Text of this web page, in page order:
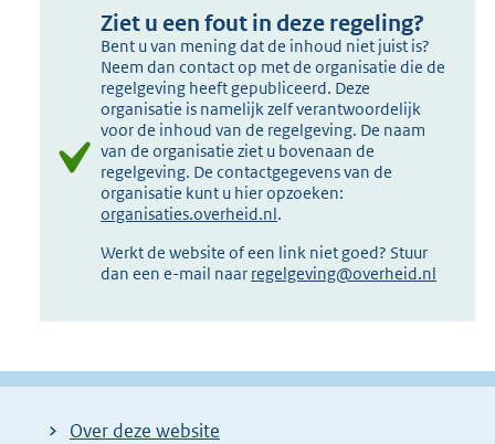
Ziet u een fout in deze regeling?
Bent u van mening dat de inhoud niet juist is?
Neem dan contact op met de organisatie die de
regelgeving heeft gepubliceerd. Deze
organisatie is namelijk zelf verantwoordelijk
voor de inhoud van de regelgeving. De naam
van de organisatie ziet u bovenaan de
regelgeving. De contactgegevens van de
organisatie kunt u hier opzoeken:
organisaties.overheid.nl.
Werkt de website of een link niet goed? Stuur
dan een e-mail naar regelgeving@overheid.nl
Over deze website